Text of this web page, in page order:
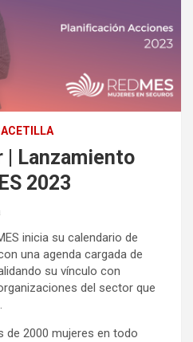
| Lanzamiento
2023
inicia su calendario de
una agenda cargada de
su vínculo con
del sector que
de 2000 mujeres en todo